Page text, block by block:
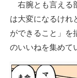
ITの今と未来を見通
スマホと通信の最
進化するPCとデバ
好きが集まる 比
右腕とも言える
は大変になるけ
ができること」を
のいいねを集めて